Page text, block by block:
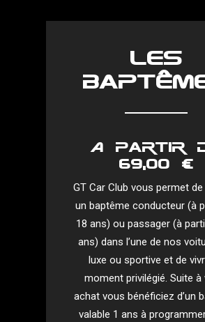
Les
A partir
69,00 €
GT Car Club vous permet
un baptême conducteur (à
18 ans) ou passager (à
ans) dans l’une de nos
luxe ou sportive et de
moment privilégié. Suite à
achat vous bénéficiez d’un
valable 1 ans à